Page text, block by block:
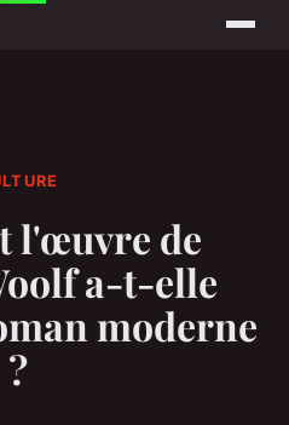
l'œuvre de
a-t-elle
moderne
?